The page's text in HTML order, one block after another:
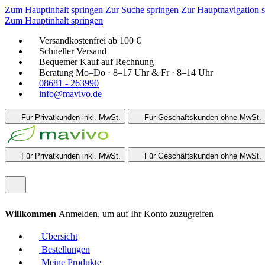
Zum Hauptinhalt springen Zur Suche springen Zur Hauptnavigation
Zum Hauptinhalt springen
Versandkostenfrei ab 100 €
Schneller Versand
Bequemer Kauf auf Rechnung
Beratung Mo–Do · 8–17 Uhr & Fr · 8–14 Uhr
08681 - 263990
info@mavivo.de
Für Privatkunden inkl. MwSt. Für Geschäftskunden ohne MwSt.
Für Privatkunden inkl. MwSt. Für Geschäftskunden ohne MwSt.
Willkommen Anmelden, um auf Ihr Konto zuzugreifen
Übersicht
Bestellungen
Meine Produkte